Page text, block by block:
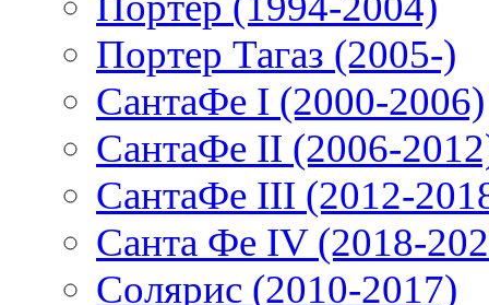
Портер Тагаз (2005-)
СантаФе I (2000-2006)
СантаФе II (2006-
СантаФе III (2012-
Санта Фе IV (2018-
Солярис (2010-2017)